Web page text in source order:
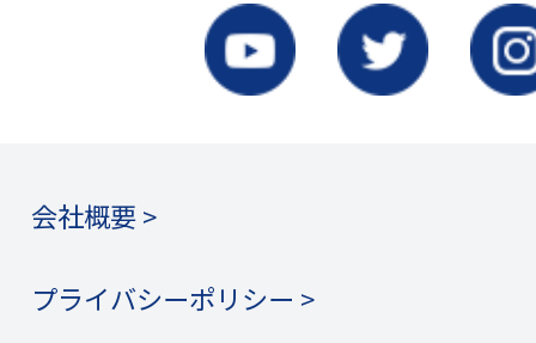
会社概要 >
プライバシーポリシー >